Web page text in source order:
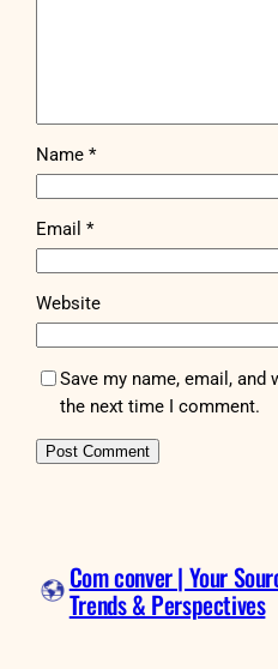
Name*
Email*
Website
Save my name, email,
the next time I comment.
Com conver | Your
Trends & Perspectives